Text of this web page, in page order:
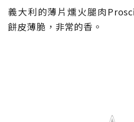
義大利的薄片燻火腿肉
餅皮薄脆，非常的香。